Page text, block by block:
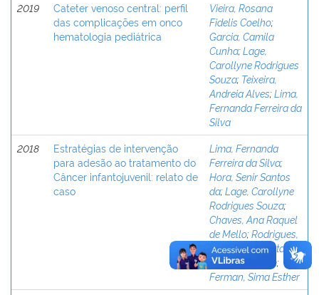
2019
Cateter venoso central: perfil
das complicações em onco
hematologia pediátrica
Vieira, Rosana
Fidelis Coelho;
Garcia, Camila
Cunha;Lage,
Carollyne Rodrigues
Souza; Teixeira,
Andreia Alves;Lima,
Fernanda Ferreira da
Silva
2018
Estratégias de intervenção
para adesão ao tratamento do
Câncer infantojuvenil: relato de
caso
Lima, Fernanda
Ferreira da Silva;
Hora, Senir Santos
da;Lage, Carollyne
Rodrigues Souza;
Chaves, Ana Raquel
de Mello;Rodrigues,
Ana Maria;Santana,
Bianca Amorim;
Ferman, Sima Esther